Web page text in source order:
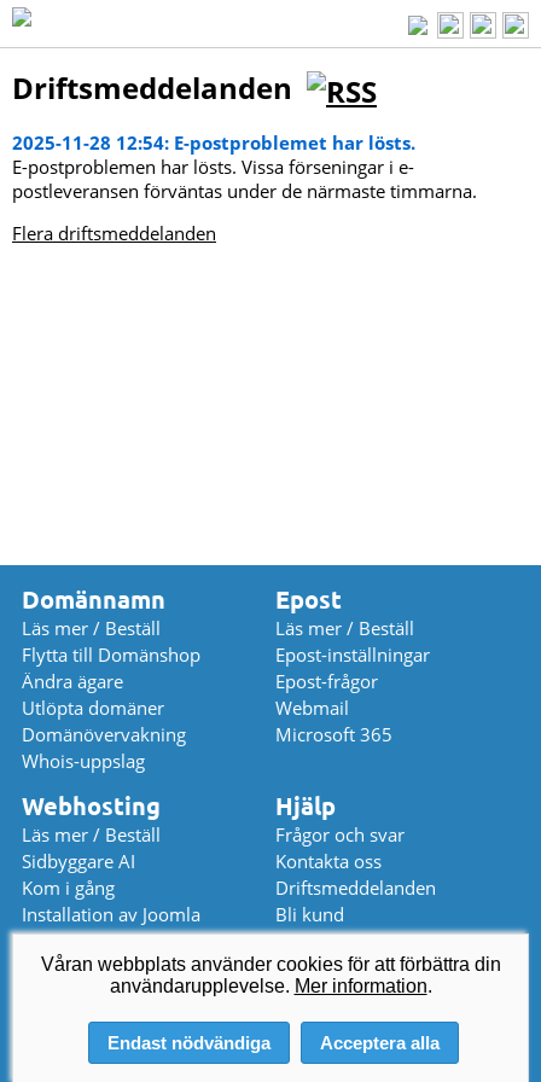
Driftsmeddelanden
2025-11-28 12:54: E-postproblemet har lösts.
E-postproblemen har lösts. Vissa förseningar i e-
postleveransen förväntas under de närmaste timmarna.
Flera driftsmeddelanden
Domännamn
Läs mer / Beställ
Flytta till Domänshop
Ändra ägare
Utlöpta domäner
Domänövervakning
Whois-uppslag
Epost
Läs mer / Beställ
Epost-inställningar
Epost-frågor
Webmail
Microsoft 365
Webhosting
Läs mer / Beställ
Sidbyggare AI
Kom i gång
Installation av Joomla
Installation av WordPress
Hjälp
Frågor och svar
Kontakta oss
Driftsmeddelanden
Bli kund
Prislista
kundservice@domanshop.se
08 559 367 52 (08-17)
© 2026 Domeneshop AS ·Om oss·
Våran webbplats använder cookies för att förbättra din
användarupplevelse. Mer information.
Endast nödvändiga Acceptera alla